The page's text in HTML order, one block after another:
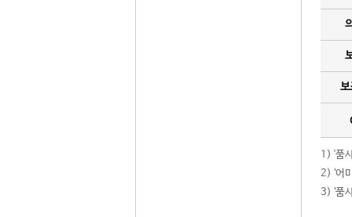
보
1) '품
2) ‘어
3) ‘품